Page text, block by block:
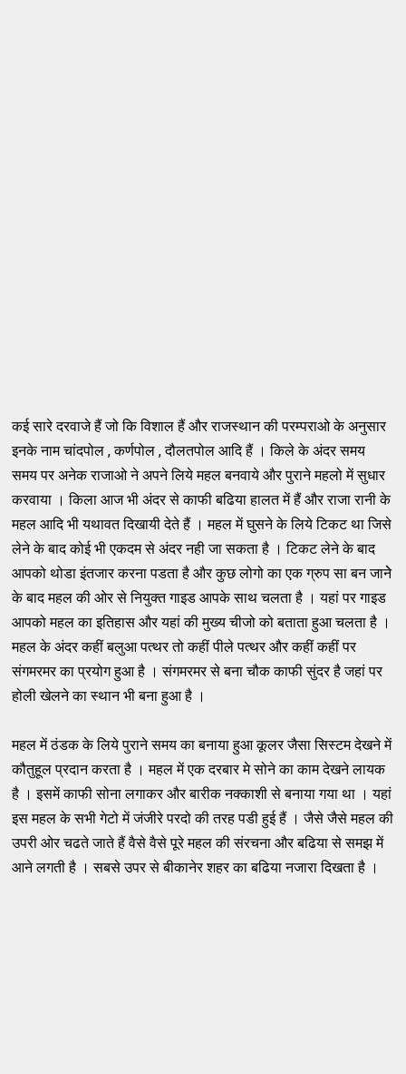
कई सारे दरवाजे हैं जो कि विशाल हैं और राजस्थान की परम्पराओ के अनुसार
इनके नाम चांदपोल , कर्णपोल , दौलतपोल आदि हैं । किले के अंदर समय
समय पर अनेक राजाओ ने अपने लिये महल बनवाये और पुराने महलो में सुधार
करवाया । किला आज भी अंदर से काफी बढिया हालत में हैं और राजा रानी के
महल आदि भी यथावत दिखायी देते हैं । महल में घुसने के लिये टिकट था जिसे
लेने के बाद कोई भी एकदम से अंदर नही जा सकता है । टिकट लेने के बाद
आपको थोडा इंतजार करना पडता है और कुछ लोगो का एक ग्रुप सा बन जानेे
के बाद महल की ओर से नियुक्त गाइड आपके साथ चलता है । यहां पर गाइड
आपको महल का इतिहास और यहां की मुख्य चीजो को बताता हुआ चलता है ।
महल के अंदर कहीं बलुआ पत्थर तो कहीं पीले पत्थर और कहीं कहीं पर
संगमरमर का प्रयोग हुआ है । संगमरमर से बना चौक काफी सुंदर है जहां पर
होली खेलने का स्थान भी बना हुआ है ।
महल में ठंडक के लिये पुराने समय का बनाया हुआ कूलर जैसा सिस्टम देखने में
कौतुहूल प्रदान करता है । महल में एक दरबार मे सोने का काम देखने लायक
है । इसमें काफी सोना लगाकर और बारीक नक्काशी से बनाया गया था । यहां
इस महल के सभी गेटो में जंजीरे परदो की तरह पडी हुई हैं । जैसे जैसे महल की
उपरी ओर चढते जाते हैं वैसे वैसे पूरे महल की संरचना और बढिया से समझ में
आने लगती है । सबसे उपर से बीकानेर शहर का बढिया नजारा दिखता है ।